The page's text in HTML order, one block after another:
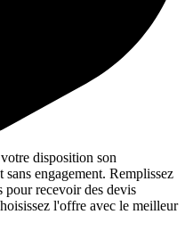
disposition son
engagement. Remplissez
pour recevoir des devis
l'offre avec le meilleur